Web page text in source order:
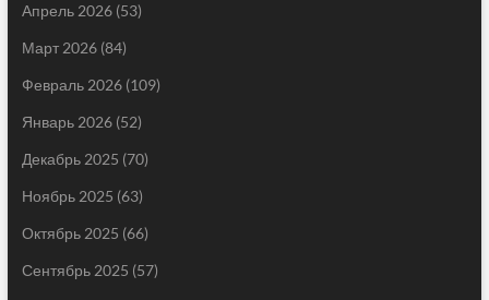
Апрель 2026(53)
Март 2026(84)
Февраль 2026(109)
Январь 2026(52)
Декабрь 2025 (70)
Ноябрь 2025 (63)
Октябрь 2025 (66)
Сентябрь 2025 (57)